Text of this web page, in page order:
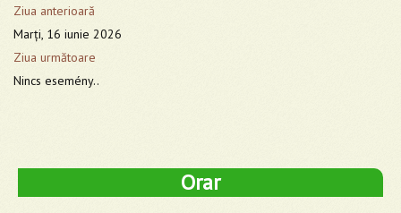
Ziua anterioară
Marţi, 16 iunie 2026
Ziua următoare
Nincs esemény..
Orar